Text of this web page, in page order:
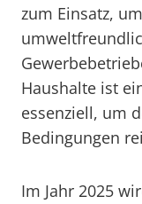
zum Einsatz,
Haushalte ist
essenziell, um
Bedingungen
Im Jahr 2025